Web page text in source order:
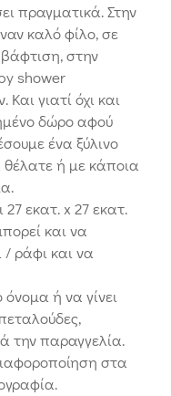
πραγματικά. Στην
καλό φίλο, σε
στην
shower
γιατί όχι και
δώρο αφού
ένα ξύλινο
ή με κάποια
27 εκατ. x 27 εκατ.
και να
ράφι και να
ή να γίνει
την παραγγελία.
στα